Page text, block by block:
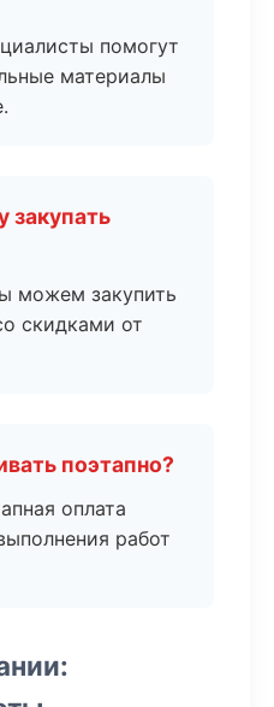
помогут
материалы
закупать
можем закупить
скидками от
поэтапно?
оплата
работ